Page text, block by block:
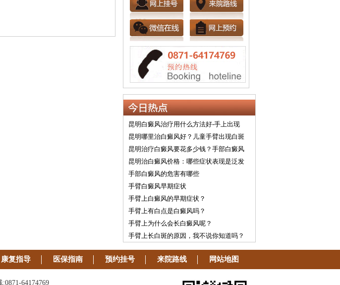
昆明白癜风治疗用什么方法好-手上出现
昆明哪里治白癜风好？儿童手臂出现白斑
昆明治疗白癜风要花多少钱？手部白癜风
昆明治白癜风价格：哪些症状表现是泛发
手部白癜风的危害有哪些
手臂白癜风早期症状
手臂上白癜风的早期症状？
手臂上有白点是白癜风吗？
手臂上为什么会长白癜风呢？
手臂上长白斑的原因，我不说你知道吗？
康复指导 医保指南 预约挂号 来院路线 网站地图
:0871-64174769